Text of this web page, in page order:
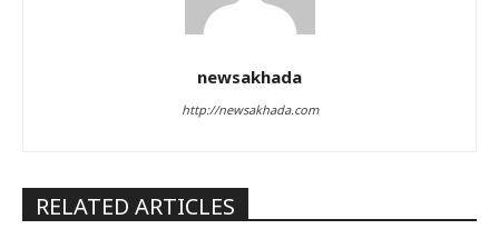
newsakhada
http://newsakhada.com
RELATED ARTICLES